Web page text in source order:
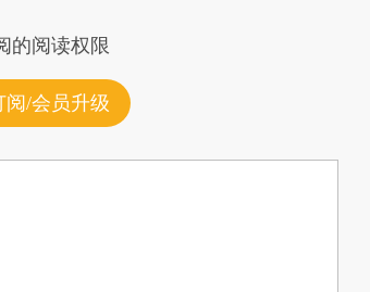
的阅读权限
阅/会员升级